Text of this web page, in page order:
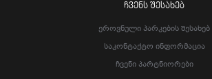
ᲩᲕᲔᲜᲡ ᲨᲔᲡᲐᲮᲔᲑ
Ეროვნული Პარკების Შესახებ
Საკონტაქტო Ინფორმაცია
Ჩვენი Პარტნიორები